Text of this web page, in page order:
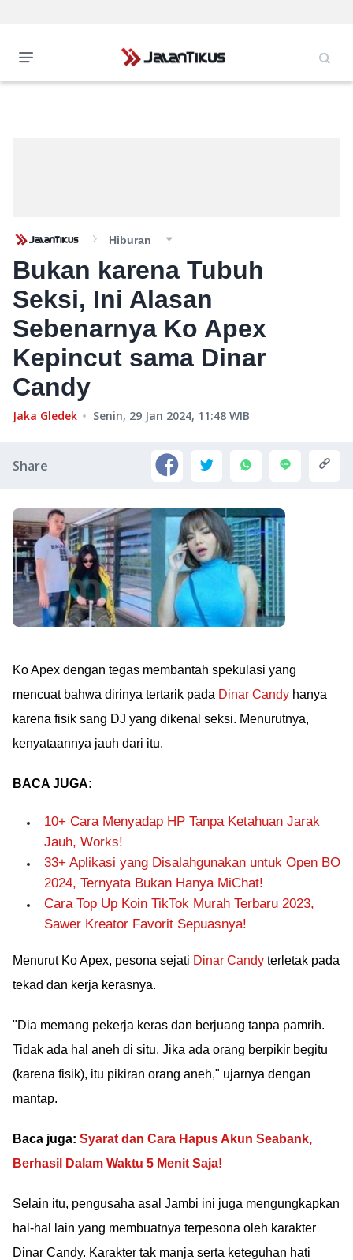
Hiburan
Bukan karena Tubuh
Seksi, Ini Alasan
Sebenarnya Ko Apex
Kepincut sama Dinar
Candy
Jaka Gledek Senin, 29 Jan 2024, 11:48 WIB
Share
Ko Apex dengan tegas membantah spekulasi yang
mencuat bahwa dirinya tertarik pada Dinar Candy hanya
karena fisik sang DJ yang dikenal seksi. Menurutnya,
kenyataannya jauh dari itu.
BACA JUGA:
10+ Cara Menyadap HP Tanpa Ketahuan Jarak
Jauh, Works!
33+ Aplikasi yang Disalahgunakan untuk Open BO
2024, Ternyata Bukan Hanya MiChat!
Cara Top Up Koin TikTok Murah Terbaru 2023,
Sawer Kreator Favorit Sepuasnya!
Menurut Ko Apex, pesona sejati Dinar Candy terletak pada
tekad dan kerja kerasnya.
"Dia memang pekerja keras dan berjuang tanpa pamrih.
Tidak ada hal aneh di situ. Jika ada orang berpikir begitu
(karena fisik), itu pikiran orang aneh," ujarnya dengan
mantap.
Baca juga: Syarat dan Cara Hapus Akun Seabank,
Berhasil Dalam Waktu 5 Menit Saja!
Selain itu, pengusaha asal Jambi ini juga mengungkapkan
hal-hal lain yang membuatnya terpesona oleh karakter
Dinar Candy. Karakter tak manja serta keteguhan hati